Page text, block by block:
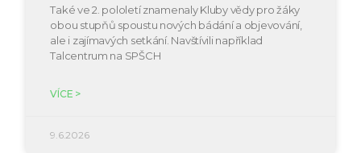
Také ve 2. pololetí znamenaly Kluby vědy pro žáky
obou stupňů spoustu nových bádání a objevování,
ale i zajímavých setkání. Navštívili například
Talcentrum na SPŠCH
VÍCE >
9.6.2026